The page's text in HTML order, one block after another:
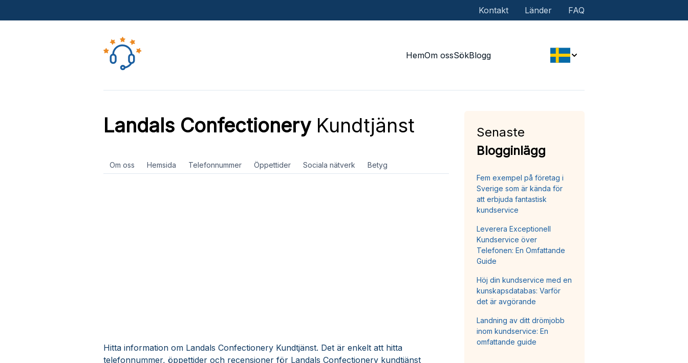
Kontakt Länder FAQ
HemOm ossSökBlogg
Landals ConfectioneryKundtjänst
Om oss Hemsida Telefonnummer Öppettider Sociala nätverk Betyg
Hitta information om Landals Confectionery Kundtjänst. Det är enkelt att hitta
telefonnummer, öppettider och recensioner för Landals Confectionery kundtjänst
Senaste
Blogginlägg
Fem exempel på företag i
Sverige som är kända för
att erbjuda fantastisk
kundservice
Leverera Exceptionell
Kundservice över
Telefonen: En Omfattande
Guide
Höj din kundservice med en
kunskapsdatabas: Varför
det är avgörande
Landning av ditt drömjobb
inom kundservice: En
omfattande guide